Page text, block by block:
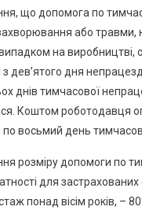
що допомога по
або травми,
на виробництві,
дев’ятого дня
днів тимчасової
Коштом роботодавця
по восьмий день
розміру допомоги по
для застрахованих
понад вісім років, –